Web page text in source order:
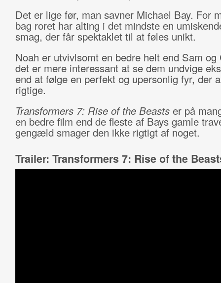
Det er lige før, man savner Michael Bay. For
bag roret har alting i det mindste en
smag, der får spektaklet til at føles unikt.
Noah er utvivlsomt en bedre helt end Sam og
det er mere interessant at se dem undvige
end at følge en perfekt og upersonlig fyr, der
rigtige.
Transformers 7: Rise of the Beastser på
en bedre film end de fleste af Bays gamle
gengæld smager den ikke rigtigt af noget.
Trailer: Transformers 7: Rise of the